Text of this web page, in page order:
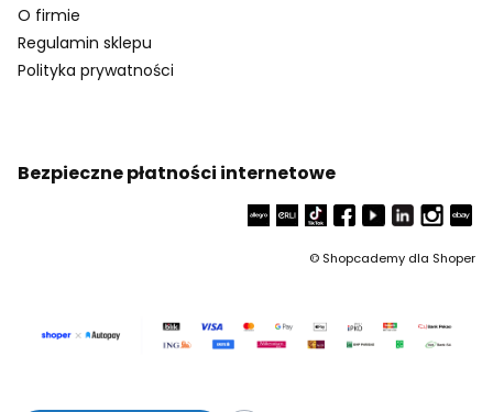
O firmie
Regulamin sklepu
Polityka prywatności
Bezpieczne płatności internetowe
© Shopcademy dla Shoper